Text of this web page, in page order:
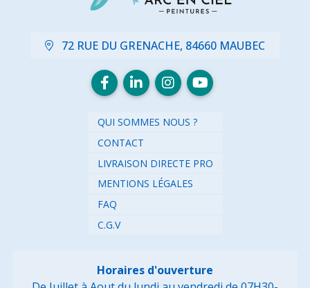
72 RUE DU GRENACHE, 84660 MAUBEC
QUI SOMMES NOUS ?
CONTACT
LIVRAISON DIRECTE PRO
MENTIONS LÉGALES
FAQ
C.G.V
Horaires d'ouverture